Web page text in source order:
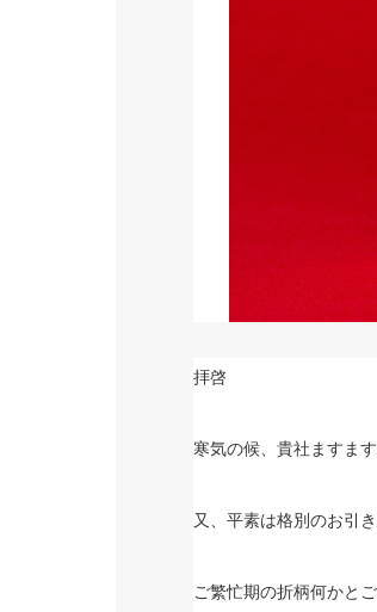
拝啓
寒気の候、貴社ますま
又、平素は格別のお引
ご繁忙期の折柄何かと